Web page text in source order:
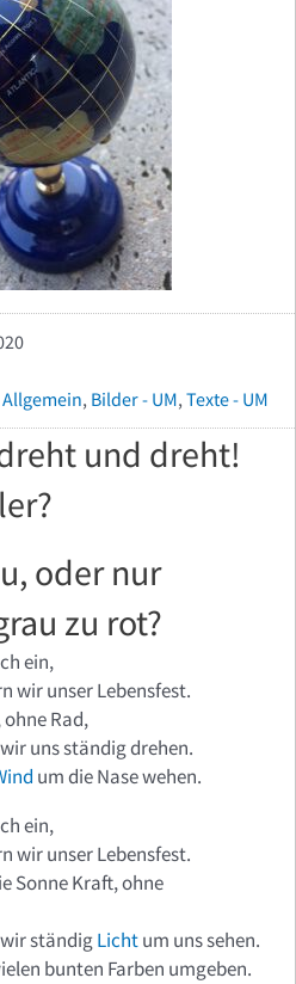
Allgemein, Bilder - UM,Texte - UM
und dreht!
oder nur
zu rot?
ein,
wir unser Lebensfest.
Rad,
uns ständig drehen.
um die Nase wehen.
ein,
wir unser Lebensfest.
Sonne Kraft, ohne
ständigLichtum uns sehen.
bunten Farben umgeben.